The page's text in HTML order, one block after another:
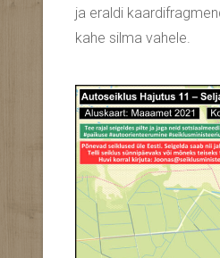
ja eraldi
kahe silma vahele.